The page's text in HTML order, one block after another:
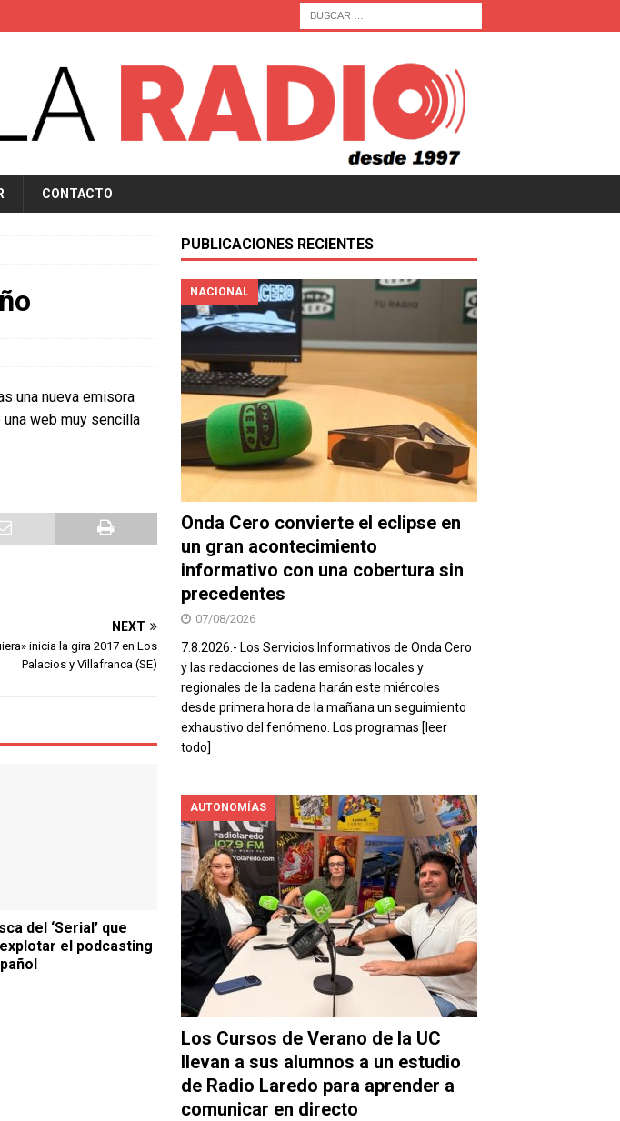
CONTACTO
una nueva emisora
web muy sencilla
NEXT
inicia la gira 2017 en Los
Palacios y Villafranca (SE)
del ‘Serial’ que
el podcasting
PUBLICACIONES RECIENTES
NACIONAL
Onda Cero convierte el eclipse en
un gran acontecimiento
informativo con una cobertura sin
precedentes
07/08/2026
7.8.2026.- Los Servicios Informativos de Onda Cero
y las redacciones de las emisoras locales y
regionales de la cadena harán este miércoles
desde primera hora de la mañana un seguimiento
exhaustivo del fenómeno. Los programas [leer
todo]
AUTONOMÍAS
Los Cursos de Verano de la UC
llevan a sus alumnos a un estudio
de Radio Laredo para aprender a
comunicar en directo